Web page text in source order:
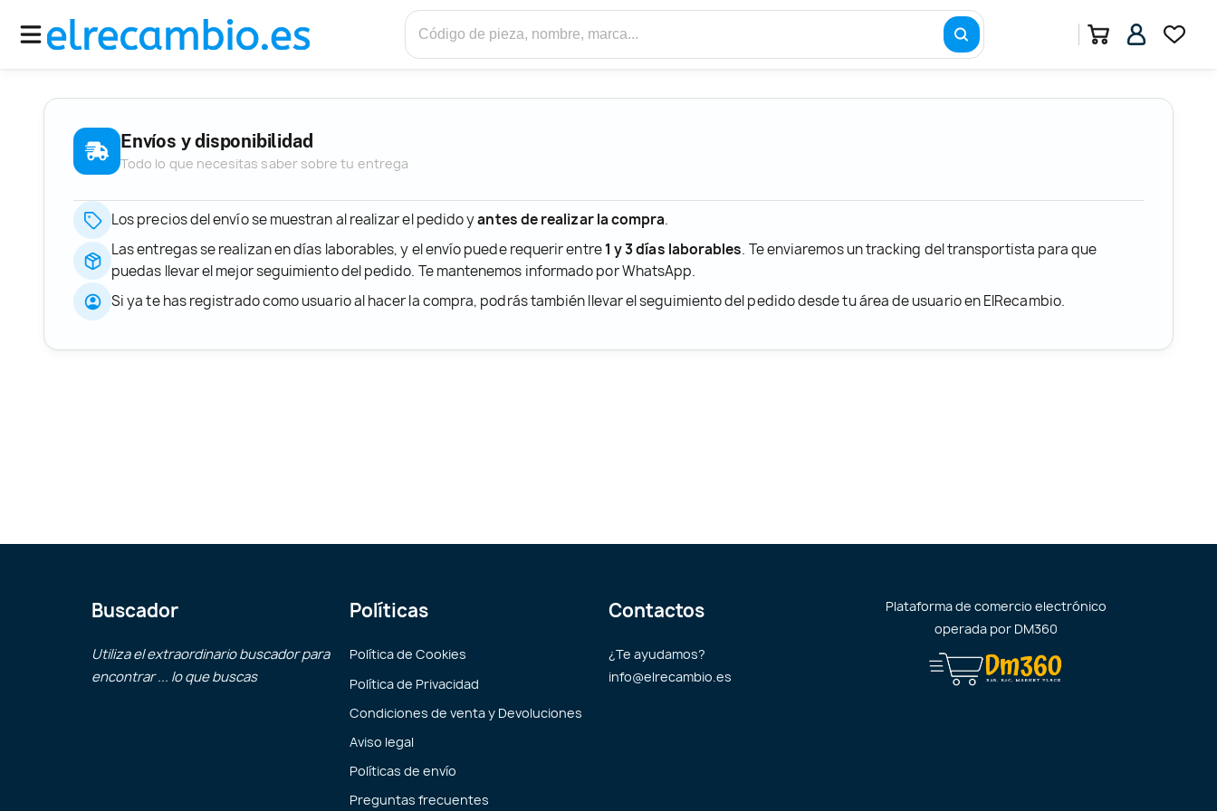
Envíos y disponibilidad
Todo lo que necesitas saber sobre tu entrega
Los precios del envío se muestran al realizar el pedido yantes de realizar la compra.
Las entregas se realizan en días laborables, y el envío puede requerir entre1 y 3 días laborables. Te enviaremos un tracking del transportista para que
puedas llevar el mejor seguimiento del pedido. Te mantenemos informado por WhatsApp.
Si ya te has registrado como usuario al hacer la compra, podrás también llevar el seguimiento del pedido desde tu área de usuario en ElRecambio.
Buscador
Utiliza el extraordinario buscador para
encontrar ... lo que buscas
Políticas
Política de Cookies
Política de Privacidad
Condiciones de venta y Devoluciones
Aviso legal
Políticas de envío
Preguntas frecuentes
Contactos
¿Te ayudamos?
info@elrecambio.es
Plataforma de comercio electrónico
operada por DM360